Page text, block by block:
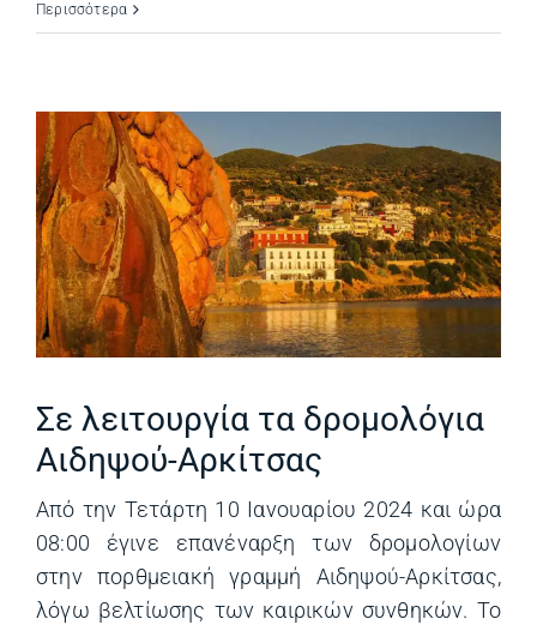
Περισσότερα
Σε λειτουργία τα δρομολόγια
Αιδηψού-Αρκίτσας
Από την Τετάρτη 10 Ιανουαρίου 2024 και ώρα
08:00 έγινε επανέναρξη των δρομολογίων
στην πορθμειακή γραμμή Αιδηψού-Αρκίτσας,
λόγω βελτίωσης των καιρικών συνθηκών. Το